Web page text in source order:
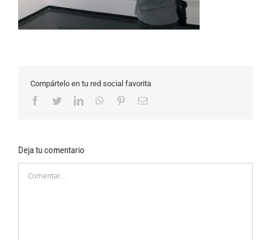
Compártelo en tu red social favorita
Facebook
TwitterLinkedInWhatsApp
PinterestCorreo
Deja tu comentario